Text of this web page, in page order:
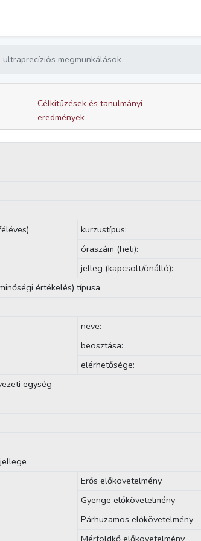
ultraprecíziós megmunkálások
Célkitűzések és tanulmányi
eredmények
kurzustípus:
óraszám (heti):
jelleg (kapcsolt/önálló):
értékelés) típusa
neve:
beosztása:
elérhetősége:
egység
Erős előkövetelmény
Gyenge előkövetelmény
Párhuzamos előkövetelmény